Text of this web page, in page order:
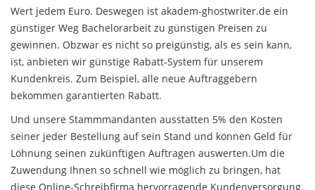
Wert jedem Euro. Deswegen ist akadem-ghostwriter.de ein
günstiger Weg Bachelorarbeit zu günstigen Preisen zu
gewinnen. Obzwar es nicht so preigünstig, als es sein kann,
ist, anbieten wir günstige Rabatt-System für unserem
Kundenkreis. Zum Beispiel, alle neue Auftraggebern
bekommen garantierten Rabatt.
Und unsere Stammmandanten ausstatten 5% den Kosten
seiner jeder Bestellung auf sein Stand und können Geld für
Löhnung seinen zukünftigen Auftragen auswerten.Um die
Zuwendung Ihnen so schnell wie möglich zu bringen, hat
diese Online-Schreibfirma hervorragende Kundenversorgung.